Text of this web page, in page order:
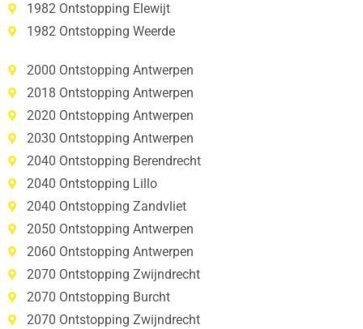
1982 Ontstopping Elewijt
1982 Ontstopping Weerde
2000 Ontstopping Antwerpen
2018 Ontstopping Antwerpen
2020 Ontstopping Antwerpen
2030 Ontstopping Antwerpen
2040 Ontstopping Berendrecht
2040 Ontstopping Lillo
2040 Ontstopping Zandvliet
2050 Ontstopping Antwerpen
2060 Ontstopping Antwerpen
2070 Ontstopping Zwijndrecht
2070 Ontstopping Burcht
2070 Ontstopping Zwijndrecht